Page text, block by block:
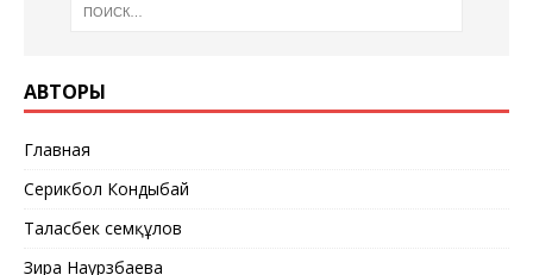
АВТОРЫ
Главная
Серикбол Кондыбай
Таласбек Әсемқұлов
Зира Наурзбаева